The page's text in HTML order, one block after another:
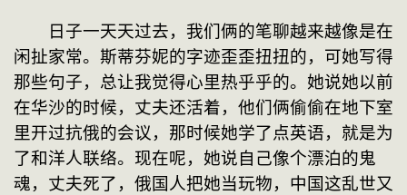
日子一天天过去，我们俩的笔聊越来越像是在
闲扯家常。斯蒂芬妮的字迹歪歪扭扭的，可她写得
那些句子，总让我觉得心里热乎乎的。她说她以前
在华沙的时候，丈夫还活着，他们俩偷偷在地下室
里开过抗俄的会议，那时候她学了点英语，就是为
了和洋人联络。现在呢，她说自己像个漂泊的鬼
魂，丈夫死了，俄国人把她当玩物，中国这乱世又